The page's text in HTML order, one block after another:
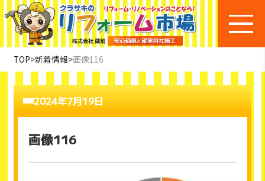
TOP>新着情報>画像116
2024年7月19日
画像116